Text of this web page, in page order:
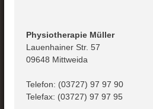
Physiotherapie Müller
Lauenhainer Str. 57
09648 Mittweida
Telefon: (03727) 97 97 90
Telefax: (03727) 97 97 95